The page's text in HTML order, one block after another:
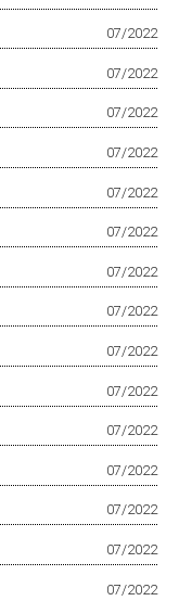
07/2022
07/2022
07/2022
07/2022
07/2022
07/2022
07/2022
07/2022
07/2022
07/2022
07/2022
07/2022
07/2022
07/2022
07/2022